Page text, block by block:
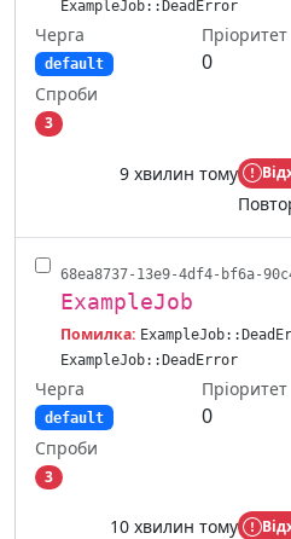
ExampleJob::DeadError
Черга
default
Пріоритет
0
Спроби
3
9 хвилин тому
68ea8737-13e9-4df4-bf6a-
ExampleJob
Помилка:
ExampleJob::DeadError
Черга
default
Пріоритет
0
Спроби
3
10 хвилин тому